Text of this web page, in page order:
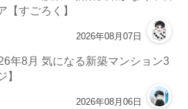
【すごろく】
2026年08月07日
年8月 気になる新築マンション3
】
2026年08月06日